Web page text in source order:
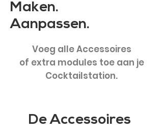
Maken.
Aanpassen.
Voeg alle Accessoires
of extra modules toe aan je
Cocktailstation.
De Accessoires